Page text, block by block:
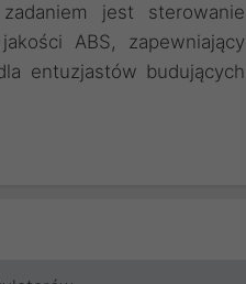
jest sterowanie
ABS, zapewniający
entuzjastów budujących